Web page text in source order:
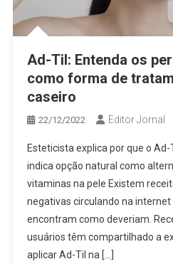
Ad-Til: Entenda os
como forma de
caseiro
22/12/2022 Editor Jornal
Esteticista explica por que o
indica opção natural como
vitaminas na pele Existem
negativas circulando na
encontram como deveriam.
usuários têm compartilhado a
aplicar Ad-Til na […]